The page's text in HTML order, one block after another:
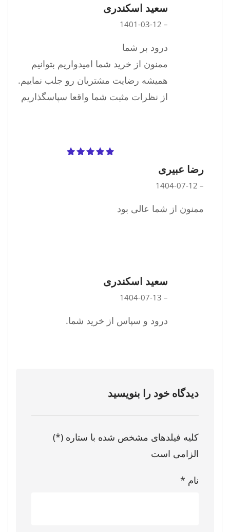
سعید اسکندری
–
1401-03-12
درود بر شما
ممنون از خرید شما امیدواریم بتوانیم
همیشه رضایت مشتریان رو جلب نماییم.
از نظرات مثبت شما واقعا سپاسگذاریم
رضا عبیری
–
1404-07-12
ممنون از شما عالی بود
سعید اسکندری
–
1404-07-13
درود و سپاس از خرید شما.
دیدگاه خود را بنویسید
کلیه فیلدهای مشخص شده با ستاره (*)
الزامی است
نام *